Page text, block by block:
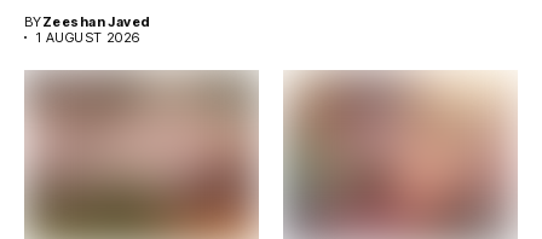
BYZeeshan Javed
1 AUGUST 2026